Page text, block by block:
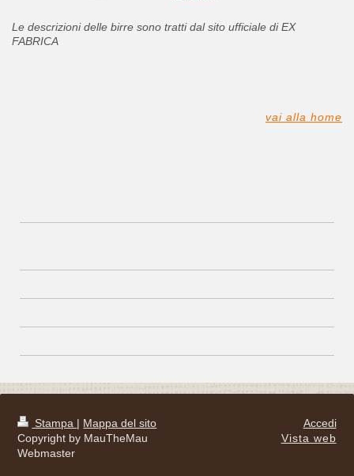
Le descrizioni delle birre sono tratti dal sito ufficiale di EX
FABRICA
vai alla home
Stampa | Mappa del sito
Copyright by MauTheMau
Webmaster
Accedi
Vista web